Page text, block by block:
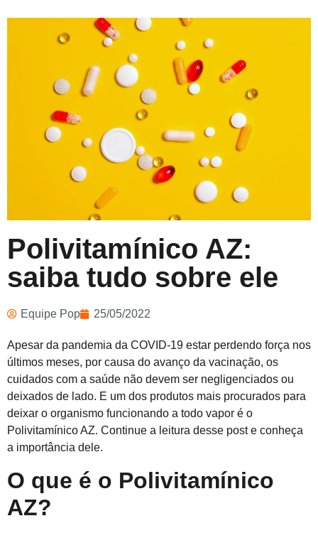
Polivitamínico AZ:
saiba tudo sobre ele
Equipe Pop 25/05/2022
Apesar da pandemia da COVID-19 estar perdendo força nos
últimos meses, por causa do avanço da vacinação, os
cuidados com a saúde não devem ser negligenciados ou
deixados de lado. E um dos produtos mais procurados para
deixar o organismo funcionando a todo vapor é o
Polivitamínico AZ. Continue a leitura desse post e conheça
a importância dele.
O que é o Polivitamínico
AZ?